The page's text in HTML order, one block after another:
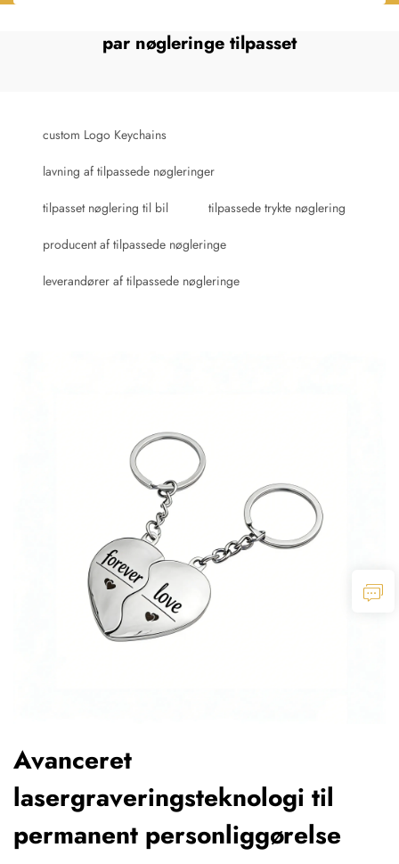
par nøgleringe tilpasset
custom Logo Keychains
lavning af tilpassede nøgleringer
tilpasset nøglering til bil tilpassede trykte nøglering
producent af tilpassede nøgleringe
leverandører af tilpassede nøgleringe
Avanceret
lasergraveringsteknologi til
permanent personliggørelse